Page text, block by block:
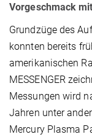
Vorgeschmack
Grundzüge des
konnten bereits
amerikanischen
MESSENGER
Messungen wird
Jahren unter
Mercury Plasma